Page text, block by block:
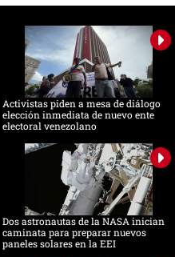
Activistas piden a mesa de diálogo
elección inmediata de nuevo ente
electoral venezolano
Dos astronautas de la NASA inician
caminata para preparar nuevos
paneles solares en la EEI